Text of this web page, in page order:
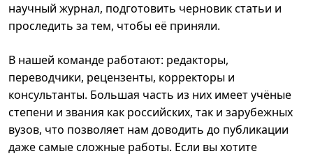
научный журнал, подготовить черновик статьи и
проследить за тем, чтобы её приняли.
В нашей команде работают: редакторы,
переводчики, рецензенты, корректоры и
консультанты. Большая часть из них имеет учёные
степени и звания как российских, так и зарубежных
вузов, что позволяет нам доводить до публикации
даже самые сложные работы. Если вы хотите